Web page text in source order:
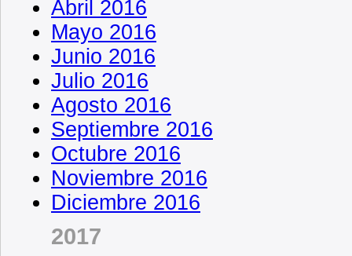
Abril 2016
Mayo 2016
Junio 2016
Julio 2016
Agosto 2016
Septiembre 2016
Octubre 2016
Noviembre 2016
Diciembre 2016
2017